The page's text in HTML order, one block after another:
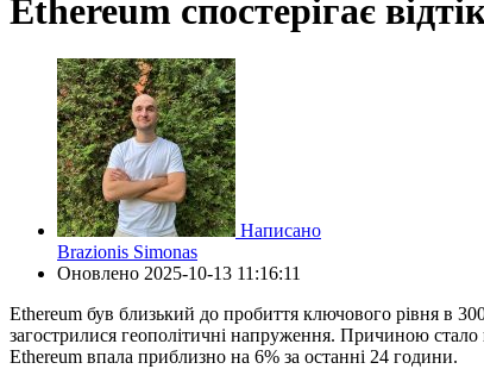
Ethereum спостерігає
Написано
Brazionis Simonas
Оновлено 2025-10-13 11:16:11
Ethereum був близький до пробиття ключового рівня в
загострилися геополітичні напруження. Причиною
Ethereum впала приблизно на 6% за останні 24 години.